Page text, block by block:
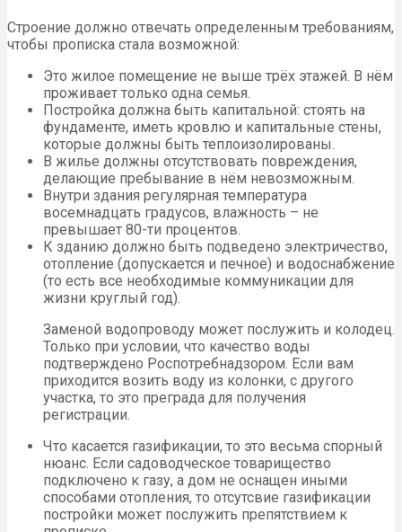
Строение должно отвечать определенным требованиям,
чтобы прописка стала возможной:
Это жилое помещение не выше трёх этажей. В нём
проживает только одна семья.
Постройка должна быть капитальной: стоять на
фундаменте, иметь кровлю и капитальные стены,
которые должны быть теплоизолированы.
В жилье должны отсутствовать повреждения,
делающие пребывание в нём невозможным.
Внутри здания регулярная температура
восемнадцать градусов, влажность – не
превышает 80-ти процентов.
К зданию должно быть подведено электричество,
отопление (допускается и печное) и водоснабжение
(то есть все необходимые коммуникации для
жизни круглый год).
Заменой водопроводу может послужить и колодец.
Только при условии, что качество воды
подтверждено Роспотребнадзором. Если вам
приходится возить воду из колонки, с другого
участка, то это преграда для получения
регистрации.
Что касается газификации, то это весьма спорный
нюанс. Если садоводческое товарищество
подключено к газу, а дом не оснащен иными
способами отопления, то отсутсвие газификации
постройки может послужить препятствием к